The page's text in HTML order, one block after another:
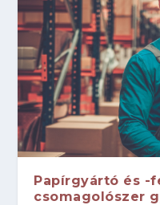
Papírgyártó és -
csomagolószer